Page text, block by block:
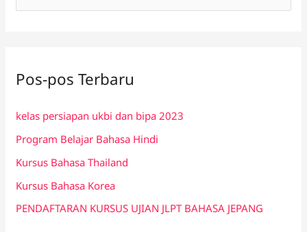
u
t
u
k
:
Pos-pos Terbaru
kelas persiapan ukbi dan bipa 2023
Program Belajar Bahasa Hindi
Kursus Bahasa Thailand
Kursus Bahasa Korea
PENDAFTARAN KURSUS UJIAN JLPT BAHASA JEPANG